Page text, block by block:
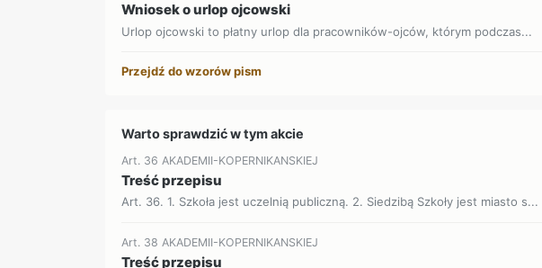
Wniosek o urlop ojcowski
Urlop ojcowski to płatny urlop dla pracowników-ojców, którym podczas...
Przejdź do wzorów pism
Warto sprawdzić w tym akcie
Art. 36 AKADEMII-KOPERNIKANSKIEJ
Treść przepisu
Art. 36. 1. Szkoła jest uczelnią publiczną. 2. Siedzibą Szkoły jest miasto s...
Art. 38 AKADEMII-KOPERNIKANSKIEJ
Treść przepisu